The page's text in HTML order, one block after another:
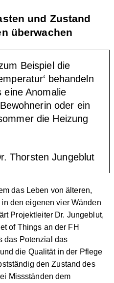
und Zustand
überwachen
Beispiel die
behandeln
eine Anomalie
oder ein
die Heizung
Thorsten Jungeblut
das Leben von älteren,
den eigenen vier Wänden
Projektleiter Dr. Jungeblut,
of Things an der FH
das Potenzial das
die Qualität in der Pflege
den Zustand des
Missständen dem